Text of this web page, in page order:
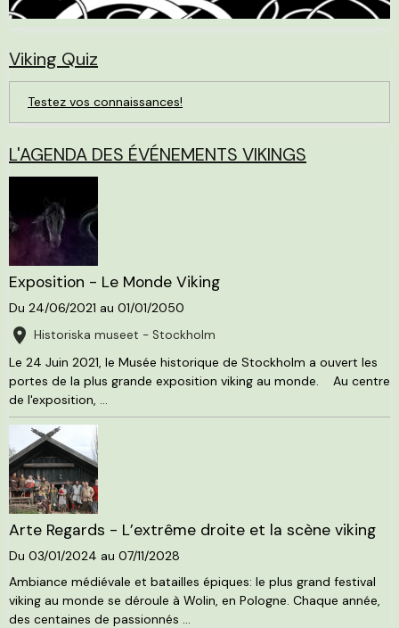
Viking Quiz
Testez vos connaissances!
L'AGENDA DES ÉVÉNEMENTS VIKINGS
Exposition - Le Monde Viking
Du 24/06/2021 au 01/01/2050
Historiska museet - Stockholm
Le 24 Juin 2021, le Musée historique de Stockholm a ouvert les
portes de la plus grande exposition viking au monde. Au centre
de l'exposition, ...
Arte Regards - L’extrême droite et la scène viking
Du 03/01/2024 au 07/11/2028
Ambiance médiévale et batailles épiques: le plus grand festival
viking au monde se déroule à Wolin, en Pologne. Chaque année,
des centaines de passionnés ...